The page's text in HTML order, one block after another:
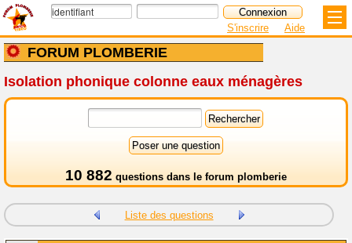
FORUM PLOMBERIE
S'inscrire Aide
Isolation phonique colonne eaux ménagères
10 882 questions dans le forum plomberie
Liste des questions